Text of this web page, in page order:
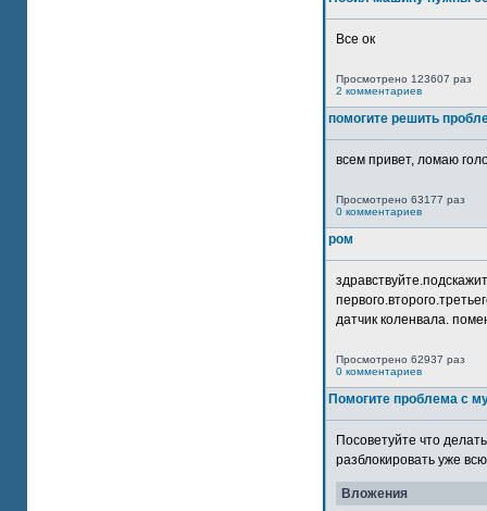
Все ок
Просмотрено 123607 раз
2 комментариев
помогите решить
всем привет, ломаю
Просмотрено 63177 раз
0 комментариев
ром
датчик коленвала.
Просмотрено 62937 раз
0 комментариев
Помогите проблема с
Посоветуйте что
разблокировать уже
Вложения